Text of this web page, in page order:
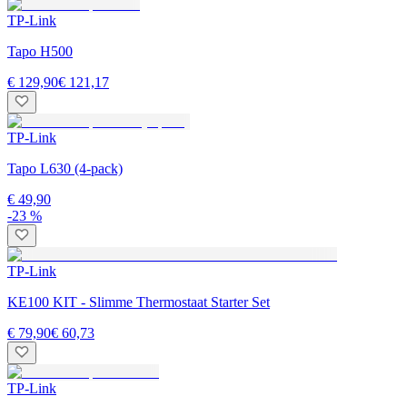
TP-Link
Tapo H500
€ 129,90€ 121,17
TP-Link
Tapo L630 (4-pack)
€ 49,90
-23 %
TP-Link
KE100 KIT - Slimme Thermostaat Starter Set
€ 79,90€ 60,73
TP-Link